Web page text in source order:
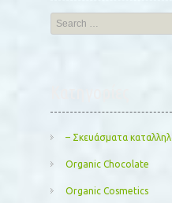
Search
for:
– Σκευάσματα
Organic Chocolate
Organic Cosmetics